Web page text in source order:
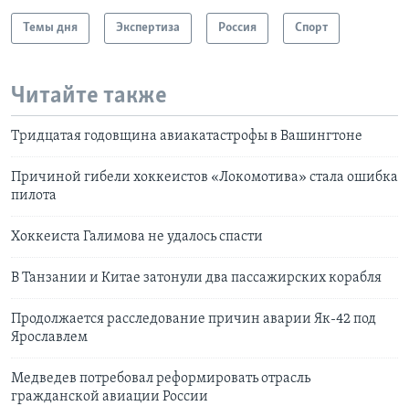
Темы дня Экспертиза Россия Спорт
Читайте также
Тридцатая годовщина авиакатастрофы в Вашингтоне
Причиной гибели хоккеистов «Локомотива» стала ошибка
пилота
Хоккеиста Галимова не удалось спасти
В Танзании и Китае затонули два пассажирских корабля
Продолжается расследование причин аварии Як-42 под
Ярославлем
Медведев потребовал реформировать отрасль
гражданской авиации России